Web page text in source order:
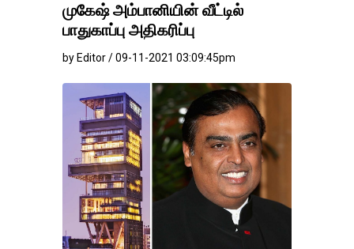
முகேஷ் அம்பானியின் வீட்டில்
பாதுகாப்பு அதிகரிப்பு
by Editor / 09-11-2021 03:09:45pm